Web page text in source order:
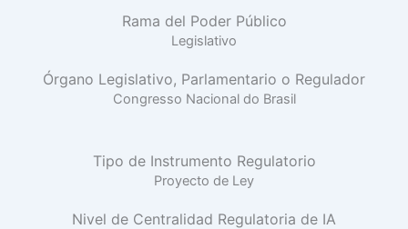
Rama del Poder Público
Legislativo
Órgano Legislativo, Parlamentario o Regulador
Congresso Nacional do Brasil
Tipo de Instrumento Regulatorio
Proyecto de Ley
Nivel de Centralidad Regulatoria de IA